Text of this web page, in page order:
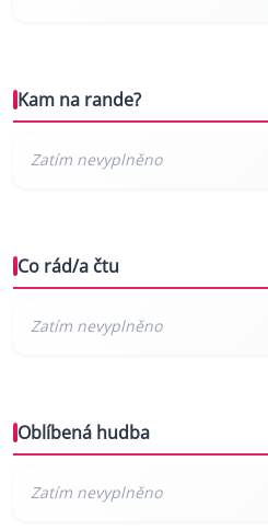
Kam na rande?
Co rád/a čtu
Oblíbená hudba